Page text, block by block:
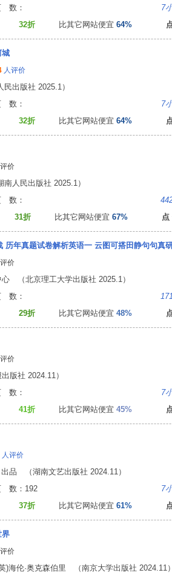
数： 7
32折 比其它网站便宜 64%
城
人评价
出版社 2025.1）
数： 7
32折 比其它网站便宜 64%
价
人民出版社 2025.1）
数：
31折 比其它网站便宜 67% 点
历年真题试卷解析英语一 云图可搭田静句句真
价
（北京理工大学出版社 2025.1）
数：
29折 比其它网站便宜 48%
价
版社 2024.11）
数： 7
41折 比其它网站便宜 45%
人评价
品 （湖南文艺出版社 2024.11）
数：192 7
37折 比其它网站便宜 61%
界
价
)海伦·奥克森伯里 （南京大学出版社 2024.11）